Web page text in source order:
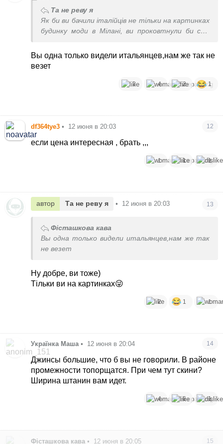
Та не реву я
Як би ви бачили італійців не тільки на картинках
будинку моди в Мілані, ви проковтнули би свої
Вы одна только видели итальянцев,нам же так не
везет
3 4 2 1
df364tye3 • 12 июня в 20:03 12
если цена интересная , брать ,,,
1 1 1
автор Та не реву я • 12 июня в 20:03 13
Фісташкова кава
Вы одна только видели итальянцев,нам же так
не везет
Ну добре, ви тоже)
Тільки ви на картинках😜
2 1 1
Українка Маша • 12 июня в 20:04 14
Джинсы большие, что б вы не говорили. В районе
промежности топорщатся. При чем тут скини?
Ширина штанин вам идет.
4 6 1
Фісташкова кава • 12 июня в 20:05 15